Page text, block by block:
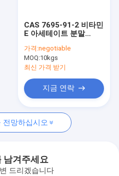
CAS 7695-91-2 비타민
E 아세테이트 분말
가격:negotiable
MOQ:10kgs
최신 가격 받기
지금 연락
전망하십시오
남겨주세요
드리겠습니다